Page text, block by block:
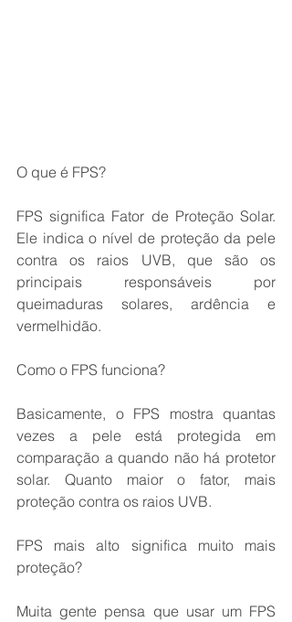
O que é FPS?
FPS significa Fator de Proteção Solar.
Ele indica o nível de proteção da pele
contra os raios UVB, que são os
principais responsáveis por
queimaduras solares, ardência e
vermelhidão.
Como o FPS funciona?
Basicamente, o FPS mostra quantas
vezes a pele está protegida em
comparação a quando não há protetor
solar. Quanto maior o fator, mais
proteção contra os raios UVB.
FPS mais alto significa muito mais
proteção?
Muita gente pensa que usar um FPS